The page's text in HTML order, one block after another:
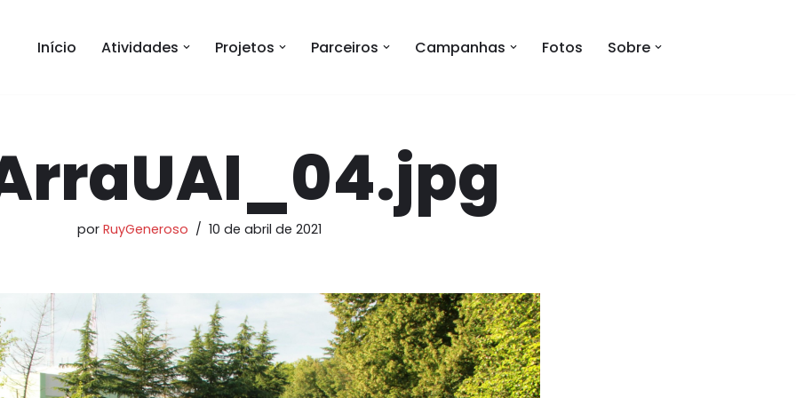
Início Atividades Projetos Parceiros Campanhas Fotos Sobre
por RuyGeneroso 10 de abril de 2021